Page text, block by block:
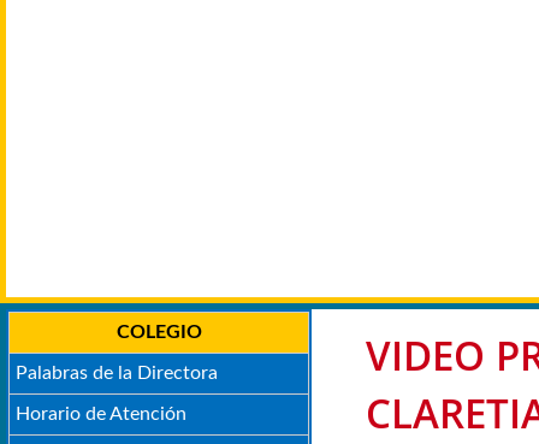
COLEGIO
Palabras de la Directora
Horario de Atención
VIDEO